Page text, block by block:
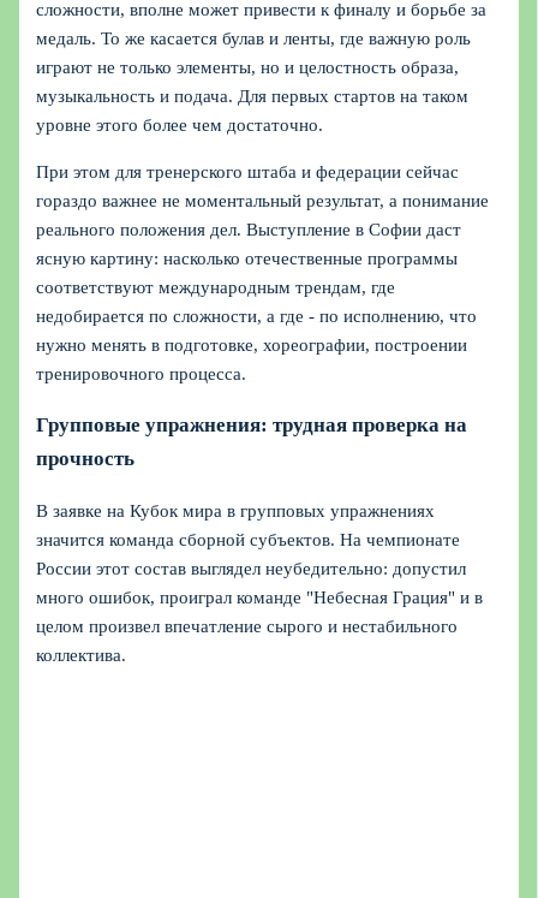
сложности, вполне может привести к финалу и борьбе за
медаль. То же касается булав и ленты, где важную роль
играют не только элементы, но и целостность образа,
музыкальность и подача. Для первых стартов на таком
уровне этого более чем достаточно.
При этом для тренерского штаба и федерации сейчас
гораздо важнее не моментальный результат, а понимание
реального положения дел. Выступление в Софии даст
ясную картину: насколько отечественные программы
соответствуют международным трендам, где
недобирается по сложности, а где - по исполнению, что
нужно менять в подготовке, хореографии, построении
тренировочного процесса.
Групповые упражнения: трудная проверка на
прочность
В заявке на Кубок мира в групповых упражнениях
значится команда сборной субъектов. На чемпионате
России этот состав выглядел неубедительно: допустил
много ошибок, проиграл команде "Небесная Грация" и в
целом произвел впечатление сырого и нестабильного
коллектива.